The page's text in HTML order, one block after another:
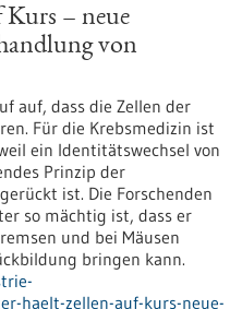
Kurs – neue
von
auf, dass die Zellen der
Für die Krebsmedizin ist
ein Identitätswechsel von
Prinzip der
ist. Die Forschenden
so mächtig ist, dass er
und bei Mäusen
bringen kann.
haelt-zellen-auf-kurs-neue-